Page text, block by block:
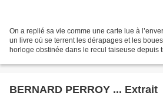
On a replié sa vie comme une carte lue à
un livre où se terrent les dérapages et les
horloge obstinée dans le recul taiseuse depuis
BERNARD PERROY ... Extrait